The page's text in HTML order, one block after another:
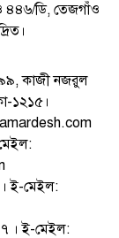
৪৪৬/ডি, তেজগাঁও
৯৯, কাজী নজরুল
১২১৫।
ই-মেইল:
। ই-মেইল: